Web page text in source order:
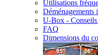
Utilisations
Déménagements
U-Box -
FAQ
Dimensions du